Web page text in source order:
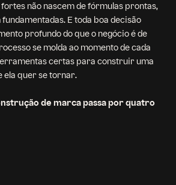
não nascem de fórmulas prontas,
E toda boa decisão
profundo do que o negócio é de
se molda ao momento de cada
certas para construir uma
ela quer se tornar.
de marca passa por quatro